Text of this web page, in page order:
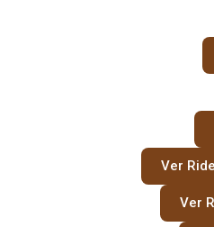
Ver
Ver